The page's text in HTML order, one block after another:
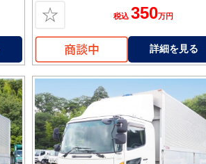
☆ 税込 350万円
詳細を見る